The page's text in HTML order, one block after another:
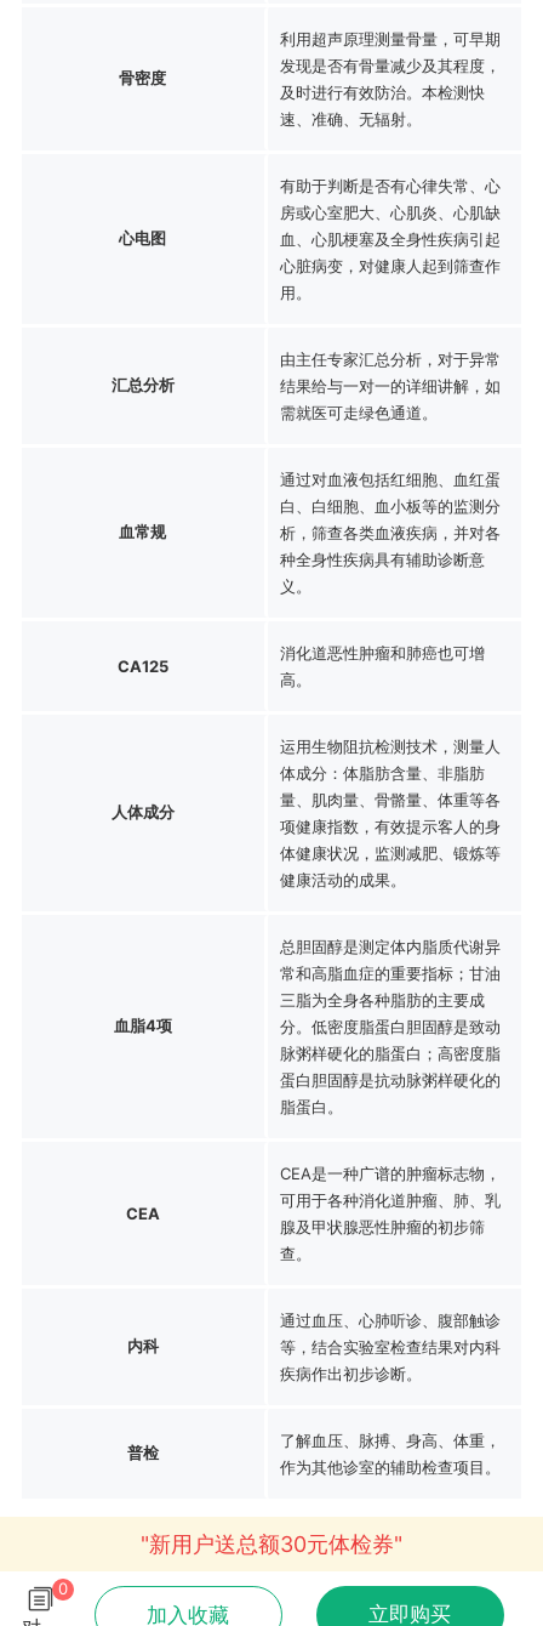
骨密度
利用超声原理测量骨量，可早期
发现是否有骨量减少及其程度，
及时进行有效防治。本检测快
速、准确、无辐射。
心电图
有助于判断是否有心律失常、心
房或心室肥大、心肌炎、心肌缺
血、心肌梗塞及全身性疾病引起
心脏病变，对健康人起到筛查作
用。
汇总分析
由主任专家汇总分析，对于异常
结果给与一对一的详细讲解，如
需就医可走绿色通道。
血常规
通过对血液包括红细胞、血红蛋
白、白细胞、血小板等的监测分
析，筛查各类血液疾病，并对各
种全身性疾病具有辅助诊断意
义。
CA125
消化道恶性肿瘤和肺癌也可增
高。
人体成分
运用生物阻抗检测技术，测量人
体成分：体脂肪含量、非脂肪
量、肌肉量、骨骼量、体重等各
项健康指数，有效提示客人的身
体健康状况，监测减肥、锻炼等
健康活动的成果。
血脂4项
总胆固醇是测定体内脂质代谢异
常和高脂血症的重要指标；甘油
三脂为全身各种脂肪的主要成
分。低密度脂蛋白胆固醇是致动
脉粥样硬化的脂蛋白；高密度脂
蛋白胆固醇是抗动脉粥样硬化的
脂蛋白。
CEA
CEA是一种广谱的肿瘤标志物，
可用于各种消化道肿瘤、肺、乳
腺及甲状腺恶性肿瘤的初步筛
查。
内科
通过血压、心肺听诊、腹部触诊
等，结合实验室检查结果对内科
疾病作出初步诊断。
普检
了解血压、脉搏、身高、体重，
作为其他诊室的辅助检查项目。
"新用户送总额30元体检券"
0
加入收藏 立即购买